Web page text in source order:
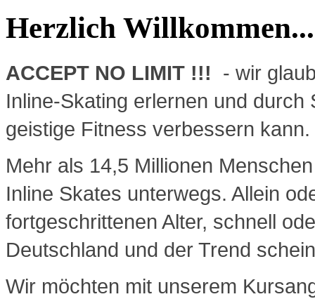
Herzlich Willkommen...
ACCEPT NO LIMIT !!! - wir
Inline-Skating erlernen und
geistige Fitness verbessern kann.
Mehr als 14,5 Millionen
Inline Skates unterwegs. Allein
fortgeschrittenen Alter, schnell
Deutschland und der Trend
Wir möchten mit unserem